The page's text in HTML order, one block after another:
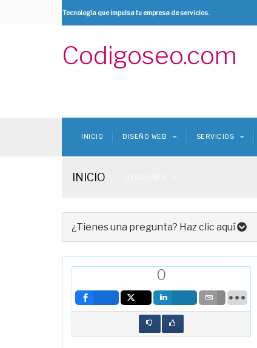
Tecnología que impulsa tu empresa de servicios.
Codigoseo.com
INICIO DISEÑO WEB SERVICIOS
INICIO
¿Tienes una pregunta? Haz clic aquí
0